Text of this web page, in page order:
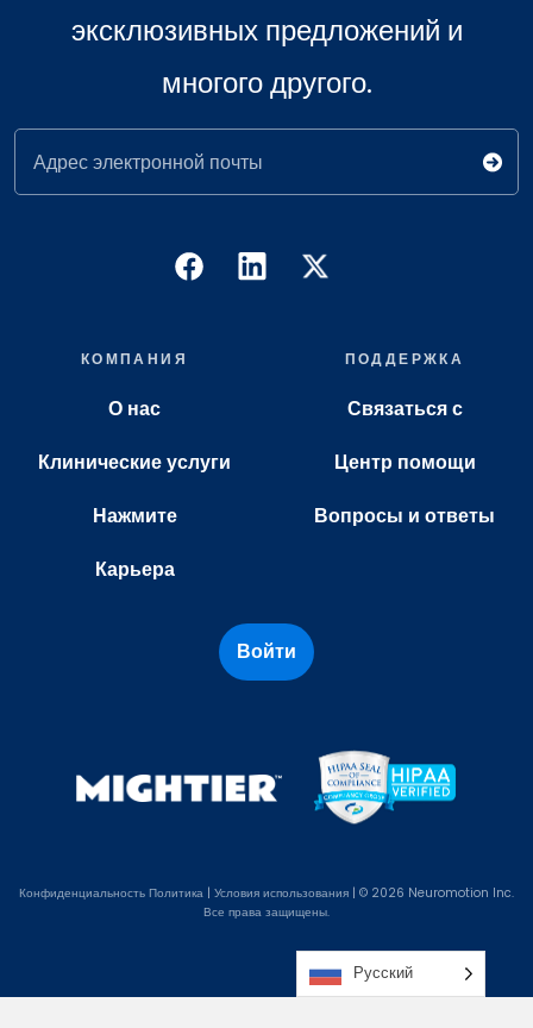
эксклюзивных предложений и
многого другого.
Адрес электронной почты
КОМПАНИЯ
О нас
Клинические услуги
Нажмите
Карьера
ПОДДЕРЖКА
Связаться с
Центр помощи
Вопросы и ответы
Войти
Конфиденциальность Политика | Условия использования | © 2026 Neuromotion Inc.
Все права защищены.
Русский